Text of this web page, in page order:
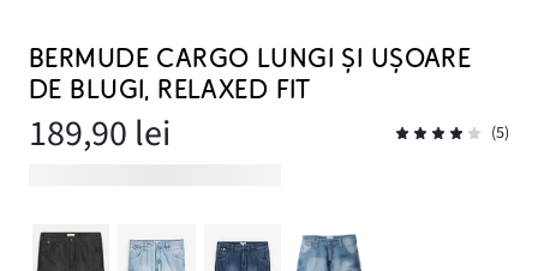
BERMUDE CARGO LUNGI ȘI UȘOARE
DE BLUGI, RELAXED FIT
189,90 lei (5)